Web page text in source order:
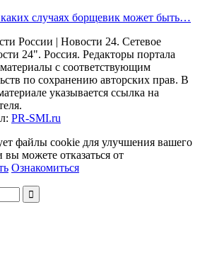
каких случаях борщевик может быть…
России | Новости 24. Сетевое
24". Россия. Редакторы портала
с соответствующим
по сохранению авторских прав. В
указывается ссылка на
PR-SMI.ru
файлы cookie для улучшения вашего
можете отказаться от
Ознакомиться